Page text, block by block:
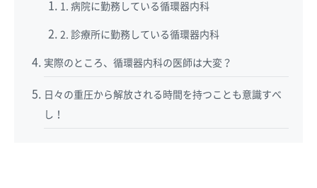
1. 病院に勤務している循環器内科
2. 診療所に勤務している循環器内科
実際のところ、循環器内科の医師は大変？
日々の重圧から解放される時間を持つことも意識すべ
し！